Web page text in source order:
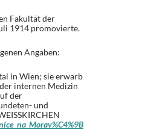
Fakultät der
1914 promovierte.
Angaben:
in Wien; sie erwarb
internen Medizin
der
und